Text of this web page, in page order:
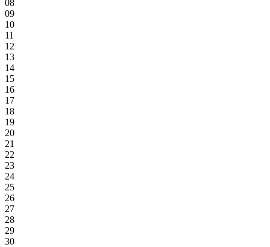
08
09
10
11
12
13
14
15
16
17
18
19
20
21
22
23
24
25
26
27
28
29
30